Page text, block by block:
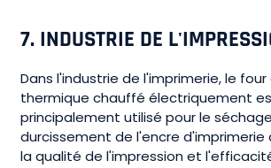
7. INDUSTRIE DE
Dans l'industrie de l'imprimerie, le four
thermique chauffé électriquement
principalement utilisé pour le
durcissement de l'encre d'imprimerie
la qualité de l'impression et